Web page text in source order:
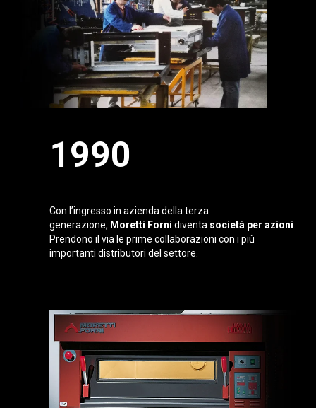
1990
Con l’ingresso in azienda della terza
generazione, Moretti Forni diventa società per azioni
Prendono il via le prime collaborazioni con i più
importanti distributori del settore.